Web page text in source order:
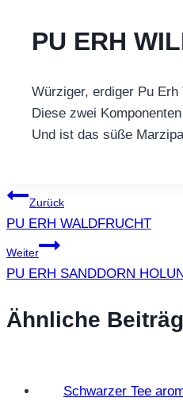
PU ERH
Würziger, erdiger Pu
Diese zwei
Und ist das süße
Zurück
PU ERH WALDFRUCHT
Weiter
PU ERH SANDDORN
Ähnliche
Schwarzer Tee